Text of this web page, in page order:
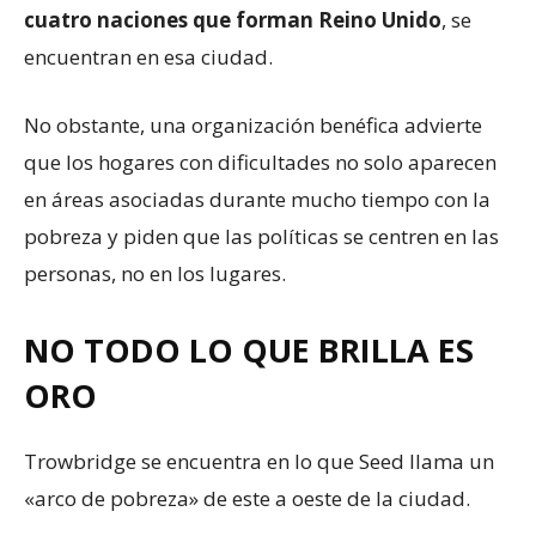
cuatro naciones que forman Reino Unido, se
encuentran en esa ciudad.
No obstante, una organización benéfica advierte
que los hogares con dificultades no solo aparecen
en áreas asociadas durante mucho tiempo con la
pobreza y piden que las políticas se centren en las
personas, no en los lugares.
NO TODO LO QUE BRILLA ES
ORO
Trowbridge se encuentra en lo que Seed llama un
«arco de pobreza» de este a oeste de la ciudad.